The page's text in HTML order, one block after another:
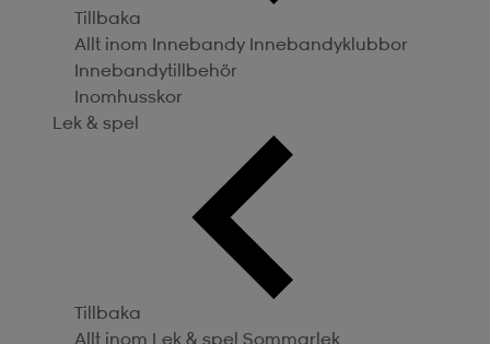
Tillbaka
Allt inom Innebandy Innebandyklubbor
Innebandytillbehör
Inomhusskor
Lek & spel
Tillbaka
Allt inom Lek & spel Sommarlek